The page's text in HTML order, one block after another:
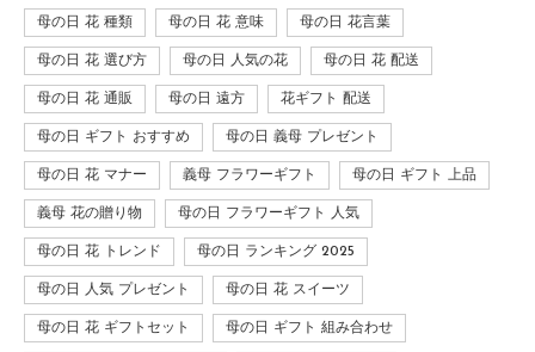
母の日 花 種類 母の日 花 意味 母の日 花言葉
母の日 花 選び方 母の日 人気の花 母の日 花 配送
母の日 花 通販 母の日 遠方 花ギフト 配送
母の日 ギフト おすすめ 母の日 義母 プレゼント
母の日 花 マナー 義母 フラワーギフト 母の日 ギフト 上品
義母 花の贈り物 母の日 フラワーギフト 人気
母の日 花 トレンド 母の日 ランキング 2025
母の日 人気 プレゼント 母の日 花 スイーツ
母の日 花 ギフトセット 母の日 ギフト 組み合わせ